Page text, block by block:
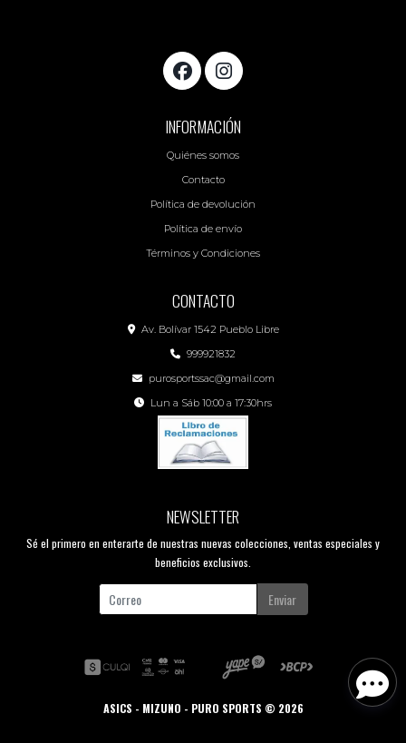
INFORMACIÓN
Quiénes somos
Contacto
Política de devolución
Política de envío
Términos y Condiciones
CONTACTO
Av. Bolívar 1542 Pueblo Libre
999921832
purosportssac@gmail.com
Lun a Sáb 10:00 a 17:30hrs
NEWSLETTER
Sé el primero en enterarte de nuestras nuevas colecciones, ventas especiales y
beneficios exclusivos.
Enviar
ASICS - MIZUNO - PURO SPORTS © 2026